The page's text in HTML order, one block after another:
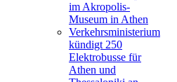
im Akropolis-
Museum in Athen
Verkehrsministerium
kündigt 250
Elektrobusse für
Athen und